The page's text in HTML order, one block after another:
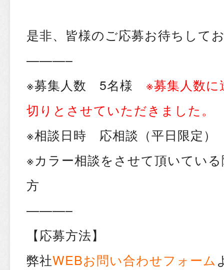
是非、皆様のご応募お待ちして
———–
※募集人数 5名様 ※募集人数
切りとさせていただきました。
※相談日時 応相談（平日限定）
※カラー相談をさせて頂いてい
方
———–
【応募方法】
弊社WEBお問い合わせフォーム